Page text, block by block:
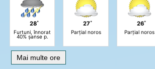
28˚
Furtuni, înnorat
40% șanse p.
27˚
Parțial noros
26˚
Parțial noros
Mai multe ore